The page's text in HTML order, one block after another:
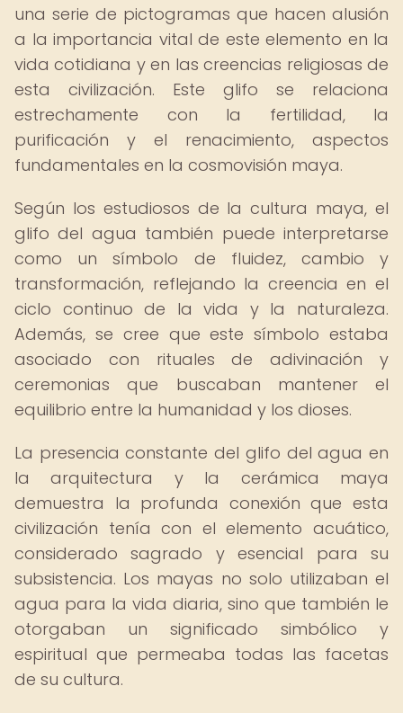
una serie de pictogramas que hacen alusión
a la importancia vital de este elemento en la
vida cotidiana y en las creencias religiosas de
esta civilización. Este glifo se relaciona
estrechamente con la fertilidad, la
purificación y el renacimiento, aspectos
fundamentales en la cosmovisión maya.
Según los estudiosos de la cultura maya, el
glifo del agua también puede interpretarse
como un símbolo de fluidez, cambio y
transformación, reflejando la creencia en el
ciclo continuo de la vida y la naturaleza.
Además, se cree que este símbolo estaba
asociado con rituales de adivinación y
ceremonias que buscaban mantener el
equilibrio entre la humanidad y los dioses.
La presencia constante del glifo del agua en
la arquitectura y la cerámica maya
demuestra la profunda conexión que esta
civilización tenía con el elemento acuático,
considerado sagrado y esencial para su
subsistencia. Los mayas no solo utilizaban el
agua para la vida diaria, sino que también le
otorgaban un significado simbólico y
espiritual que permeaba todas las facetas
de su cultura.